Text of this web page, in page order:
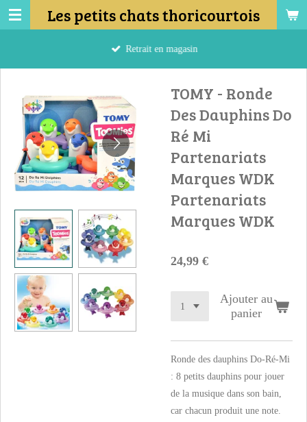
Passer
au
Les petits chats thoricourtois
Retrait en magasin
TOMY - Ronde
Des Dauphins Do
Ré Mi
Partenariats
Marques WDK
Partenariats
Marques WDK
24,99 €
Ajouter au
panier
Ronde des dauphins Do-Ré-Mi
: 8 petits dauphins pour jouer
de la musique dans son bain,
car chacun produit une note.